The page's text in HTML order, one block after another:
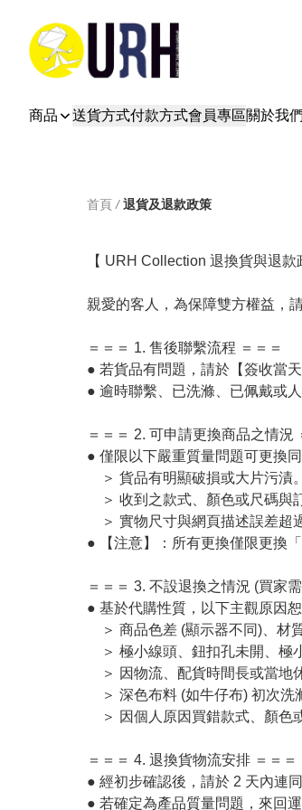
商品 送貨方式付款方式會員專區關於我們
首頁 / 退貨及退款政策
【 URH Collection 退換貨與退款
親愛的客人，為保障雙方權益，
＝＝＝ 1. 售後聯繫流程 ＝＝＝
● 若貨品有問題，請於【簽收當
● 逾時聯繫、已洗滌、已佩戴或
＝＝＝ 2. 可申請更換商品之情況
● 僅限以下嚴重質量問題可更換同
＞ 貨品有明顯破損或大片污漬。
＞ 收到之款式、顏色或尺碼與
＞ 實物尺寸與網頁描述誤差超
● 【注意】：所有更換僅限更換
＝＝＝ 3. 不設退換之情況 (買家
● 基於代購性質，以下主觀原因恕
＞ 商品色差 (顯示器不同)、材
＞ 極小線頭、鈕扣孔未開、極
＞ 因物流、配貨時間長或當地
＞ 深色布料 (如牛仔布) 初次洗
＞ 因個人原因買錯款式、顏色
＝＝＝ 4. 退換貨物流安排 ＝＝＝
● 經初步確認後，請於 2 天內連
● 若確定為產品質量問題，來回